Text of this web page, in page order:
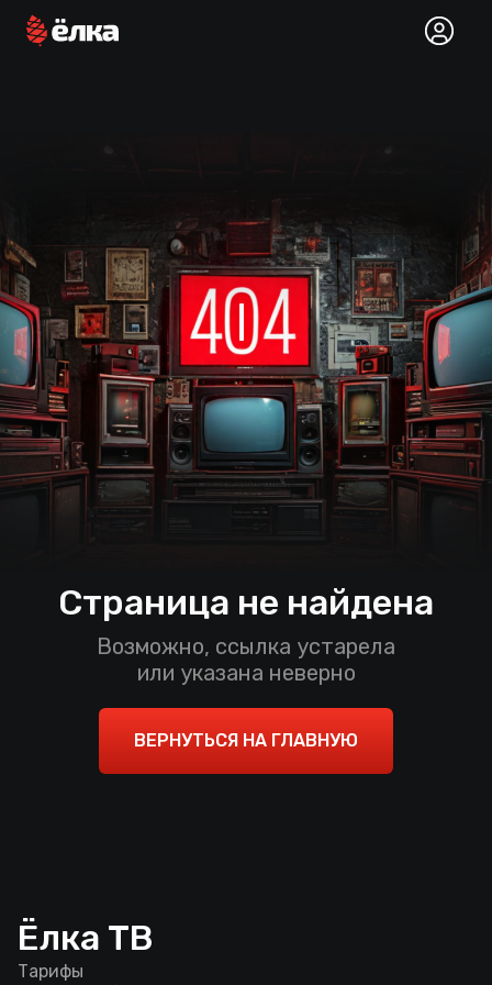
Страница не найдена
Возможно, ссылка устарела
или указана неверно
ВЕРНУТЬСЯ НА ГЛАВНУЮ
Ёлка ТВ
Тарифы